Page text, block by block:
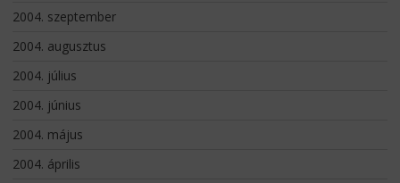
2004. szeptember
2004. augusztus
2004. július
2004. június
2004. május
2004. április